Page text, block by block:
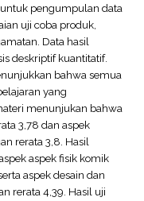
pengumpulan data
uji coba produk,
Data hasil
deskriptif kuantitatif.
bahwa semua
yang
menunjukan bahwa
3,78 dan aspek
rerata 3,8. Hasil
aspek fisik komik
aspek desain dan
rerata 4,39. Hasil uji